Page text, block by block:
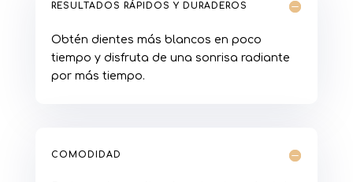
RESULTADOS RÁPIDOS Y DURADEROS
Obtén dientes más blancos en poco
tiempo y disfruta de una sonrisa radiante
por más tiempo.
COMODIDAD